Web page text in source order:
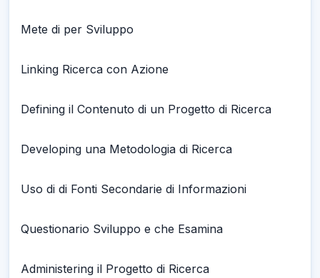
Mete di per Sviluppo
Linking Ricerca con Azione
Defining il Contenuto di un Progetto di Ricerca
Developing una Metodologia di Ricerca
Uso di di Fonti Secondarie di Informazioni
Questionario Sviluppo e che Esamina
Administering il Progetto di Ricerca